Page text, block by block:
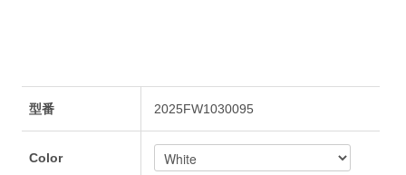
型番 2025FW1030095
Color